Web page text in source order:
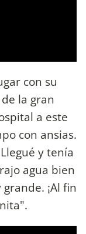
con su
la gran
a este
con ansias.
y tenía
agua bien
¡Al fin